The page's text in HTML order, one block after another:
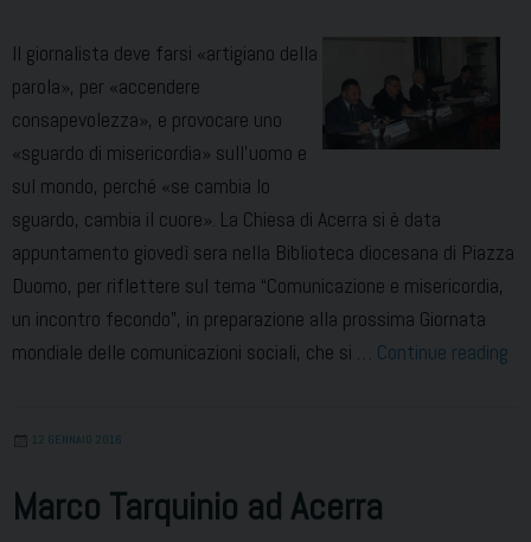
Il giornalista deve farsi «artigiano della
parola», per «accendere
consapevolezza», e provocare uno
«sguardo di misericordia» sull’uomo e
sul mondo, perché «se cambia lo
sguardo, cambia il cuore». La Chiesa di Acerra si è data
appuntamento giovedì sera nella Biblioteca diocesana di Piazza
Duomo, per riflettere sul tema “Comunicazione e misericordia,
un incontro fecondo”, in preparazione alla prossima Giornata
mondiale delle comunicazioni sociali, che si … Continue reading
12 GENNAIO 2016
Marco Tarquinio ad Acerra